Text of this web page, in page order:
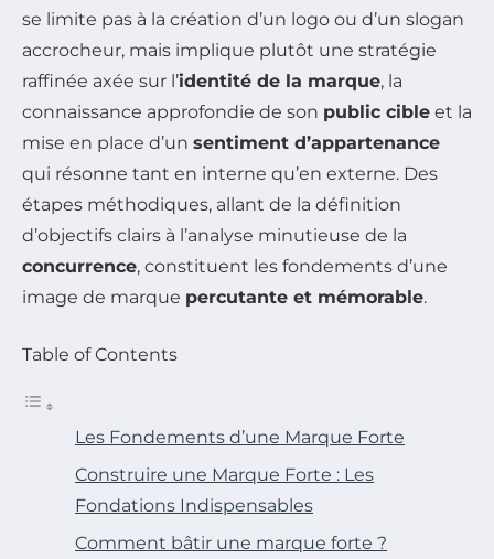
se limite pas à la création d’un logo ou d’un slogan
accrocheur, mais implique plutôt une stratégie
raffinée axée sur l’identité de la marque, la
connaissance approfondie de son public cible et la
mise en place d’un sentiment d’appartenance
qui résonne tant en interne qu’en externe. Des
étapes méthodiques, allant de la définition
d’objectifs clairs à l’analyse minutieuse de la
concurrence, constituent les fondements d’une
image de marque percutante et mémorable.
Table of Contents
Les Fondements d’une Marque Forte
Construire une Marque Forte : Les
Fondations Indispensables
Comment bâtir une marque forte ?